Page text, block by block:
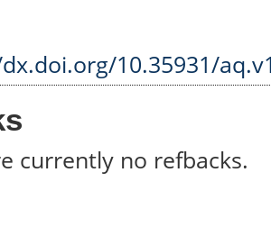
10.35931/
currently no refbacks.